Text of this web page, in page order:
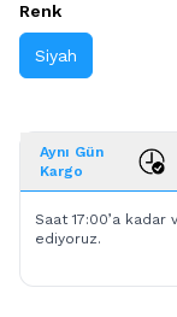
Renk
Siyah
Aynı Gün
Kargo
Saat 17:00’a
ediyoruz.